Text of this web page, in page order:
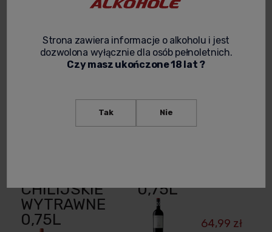
69,10 zł
AVES DEL
CHILIJSKIE
WYTRAWNE
0,75L
BARISTA
0,75L
64,99 zł
Strona zawiera informacje o alkoholu i jest
dozwolona wyłącznie dla osób pełnoletnich.
Czy masz ukończone 18 lat ?
Tak Nie